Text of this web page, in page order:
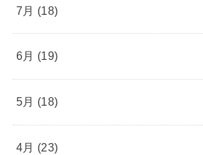
7月 (18)
6月 (19)
5月 (18)
4月 (23)